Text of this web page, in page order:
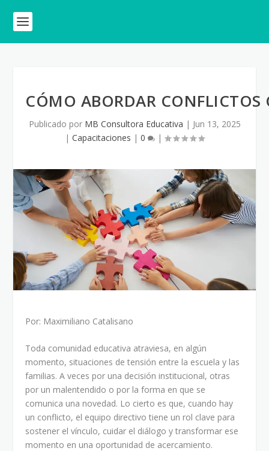
CÓMO ABORDAR
Publicado por MB Consultora Educativa | Jun 13, 2025
| Capacitaciones | 0 |
Por: Maximiliano Catalisano
Toda comunidad educativa atraviesa, en algún
momento, situaciones de tensión entre la escuela y las
familias. A veces por una decisión institucional, otras
por un malentendido o por la forma en que se
comunica una novedad. Lo cierto es que, cuando hay
un conflicto, el equipo directivo tiene un rol clave para
sostener el vínculo, cuidar el diálogo y transformar ese
momento en una oportunidad de acercamiento.